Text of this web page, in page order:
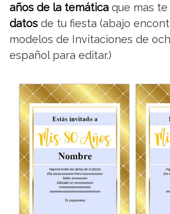
años de la temática que mas
datos de tu fiesta (abajo
modelos de Invitaciones de
español para editar.)